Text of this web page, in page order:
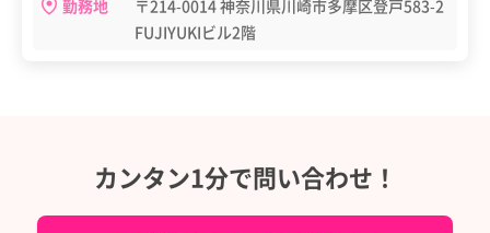
勤務地
〒214-0014 神奈川県川崎市多摩区登戸583-2
FUJIYUKIビル2階
カンタン1分で問い合わせ！